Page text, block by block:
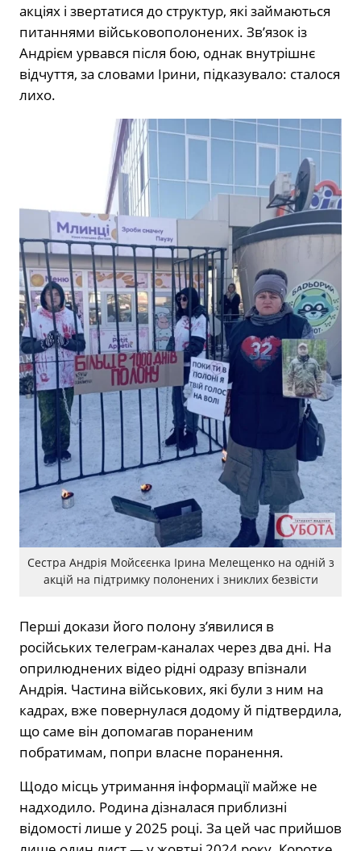
акціях і звертатися до структур, які займаються
питаннями військовополонених. Зв’язок із
Андрієм урвався після бою, однак внутрішнє
відчуття, за словами Ірини, підказувало: сталося
лихо.
Сестра Андрія Мойсєєнка Ірина Мелещенко на одній з
акцій на підтримку полонених і зниклих безвісти
Перші докази його полону з’явилися в
російських телеграм-каналах через два дні. На
оприлюднених відео рідні одразу впізнали
Андрія. Частина військових, які були з ним на
кадрах, вже повернулася додому й підтвердила,
що саме він допомагав пораненим
побратимам, попри власне поранення.
Щодо місць утримання інформації майже не
надходило. Родина дізналася приблизні
відомості лише у 2025 році. За цей час прийшов